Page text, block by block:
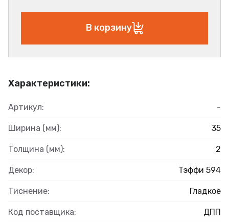
Характеристики:
Артикул: -
Ширина (мм): 35
Толщина (мм): 2
Декор: Тэффи 594
Тиснение: Гладкое
Код поставщика: ДПП
В корзину